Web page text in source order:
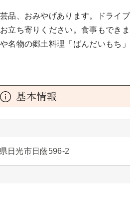
品、おみやげあります。ドライブ
立ち寄りください。食事もできま
名物の郷土料理「ばんだいもち」
基本情報
日光市日蔭596-2